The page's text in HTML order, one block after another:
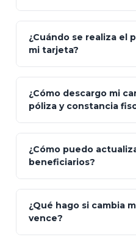
"¿Aún
Regístrate"
¿Cuándo se realiza el
mi tarjeta?
¿Cómo descargo mi
póliza y constancia
"Mis Pólizas"
¿Cómo puedo
beneficiarios?
¿Qué hago si cambia
vence?